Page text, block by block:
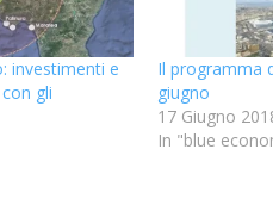
investimenti e
gli
Il programma
giugno
17 Giugno
In "blue